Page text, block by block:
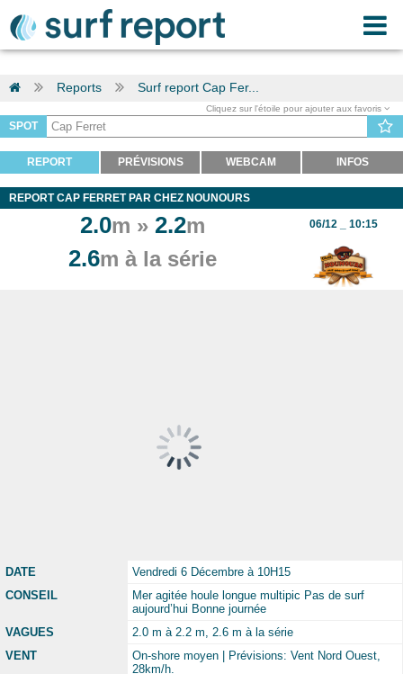
Reports Surf report Cap Fer...
Cliquez sur l'étoile pour ajouter aux favoris
SPOT
REPORT PRÉVISIONS WEBCAM INFOS
REPORT CAP FERRET PAR CHEZ NOUNOURS
2.0m » 2.2m
2.6m à la série
06/12 _ 10:15
DATE
Vendredi 6 Décembre à 10H15
CONSEIL
Mer agitée houle longue multipic Pas de surf
aujourd’hui Bonne journée
VAGUES
2.0 m à 2.2 m, 2.6 m à la série
VENT
On-shore moyen | Prévisions: Vent Nord Ouest,
28km/h.